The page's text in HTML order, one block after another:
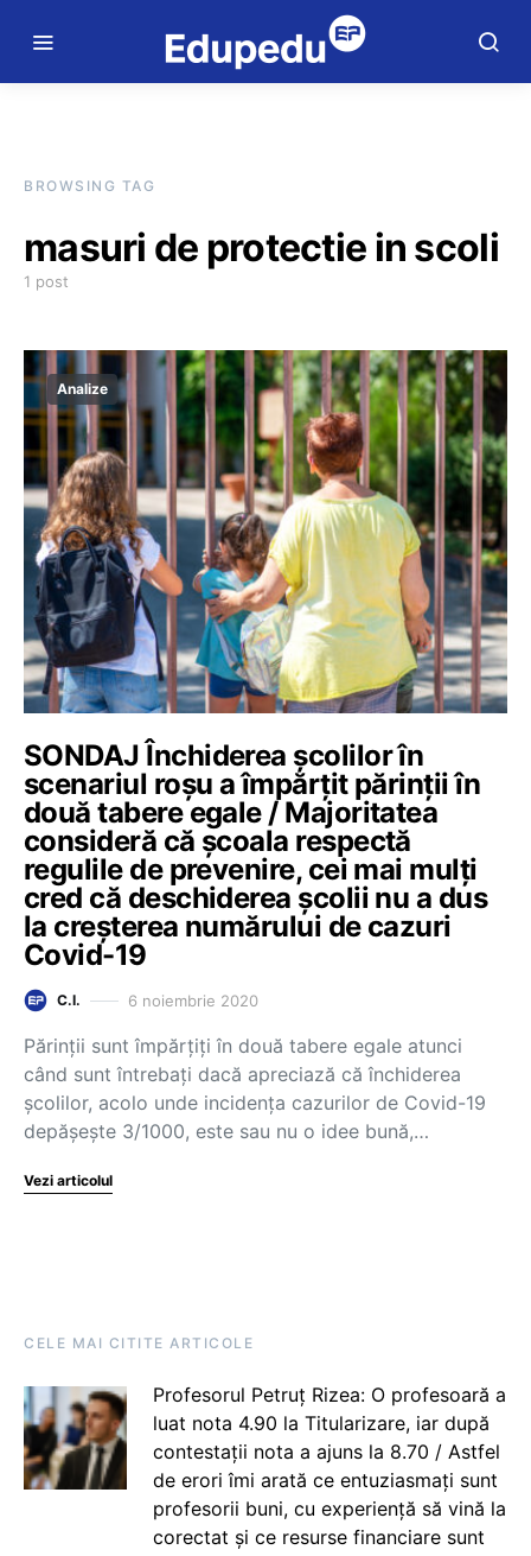
BROWSING TAG
masuri de protectie in scoli
1 post
Analize
SONDAJ Închiderea școlilor în
scenariul roșu a împărțit părinții în
două tabere egale / Majoritatea
consideră că școala respectă
regulile de prevenire, cei mai mulți
cred că deschiderea școlii nu a dus
la creșterea numărului de cazuri
Covid-19
C.I. 6 noiembrie 2020
Părinții sunt împărțiți în două tabere egale atunci
când sunt întrebați dacă apreciază că închiderea
școlilor, acolo unde incidența cazurilor de Covid-19
depășește 3/1000, este sau nu o idee bună,…
Vezi articolul
CELE MAI CITITE ARTICOLE
Profesorul Petruț Rizea: O profesoară a
luat nota 4.90 la Titularizare, iar după
contestații nota a ajuns la 8.70 / Astfel
de erori îmi arată ce entuziasmați sunt
profesorii buni, cu experiență să vină la
corectat și ce resurse financiare sunt